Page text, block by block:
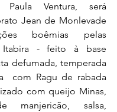
Paula Ventura, será
Jean de Monlevade
boêmias pelas
- feito à base
defumada, temperada
com Ragu de rabada
com queijo Minas,
manjericão, salsa,